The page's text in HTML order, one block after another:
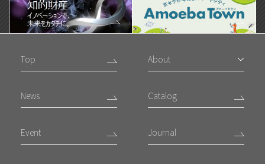
Top About
News Catalog
Event Journal